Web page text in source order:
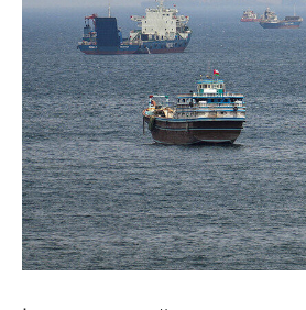
Yüksəliş hekayəsi
Mədəniyyətimizin Zəfəri
Zəfər Diasporu
Səhiyyə
Ailə və uşaq
Turizm
İqtisadiyyat
İqtisadi xəbərlər
Energetika
Neft-qaz
Əmək və sosial siyasət
Kənd təsərrüfatı